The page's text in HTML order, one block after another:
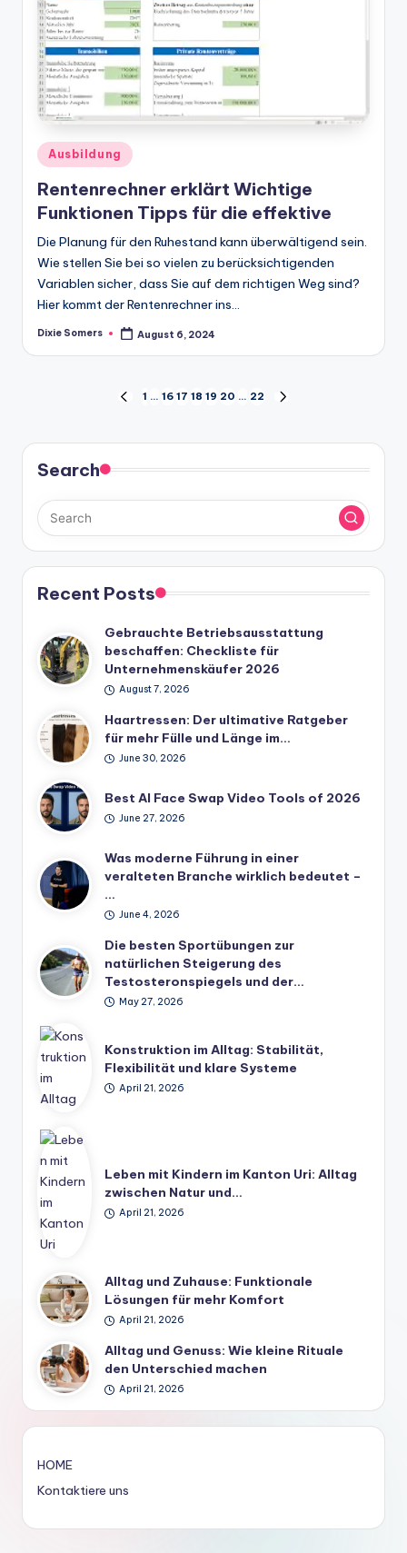
Posted
in
Ausbildung
Rentenrechner erklärt Wichtige
Funktionen Tipps für die effektive
Die Planung für den Ruhestand kann überwältigend sein.
Wie stellen Sie bei so vielen zu berücksichtigenden
Variablen sicher, dass Sie auf dem richtigen Weg sind?
Hier kommt der Rentenrechner ins…
Posted
Dixie Somers August 6, 2024
navigation
PREVIOUS
1 … 16 17 18 19 20 … 22
Search
Recent Posts
Gebrauchte Betriebsausstattung
beschaffen: Checkliste für
Unternehmenskäufer 2026
August 7, 2026
Haartressen: Der ultimative Ratgeber
für mehr Fülle und Länge im…
June 30, 2026
Best AI Face Swap Video Tools of 2026
June 27, 2026
Was moderne Führung in einer
veralteten Branche wirklich bedeutet –
…
June 4, 2026
Die besten Sportübungen zur
natürlichen Steigerung des
Testosteronspiegels und der…
May 27, 2026
Konstruktion im Alltag: Stabilität,
Flexibilität und klare Systeme
April 21, 2026
Leben mit Kindern im Kanton Uri: Alltag
zwischen Natur und…
April 21, 2026
Alltag und Zuhause: Funktionale
Lösungen für mehr Komfort
April 21, 2026
Alltag und Genuss: Wie kleine Rituale
den Unterschied machen
April 21, 2026
HOME
Kontaktiere uns